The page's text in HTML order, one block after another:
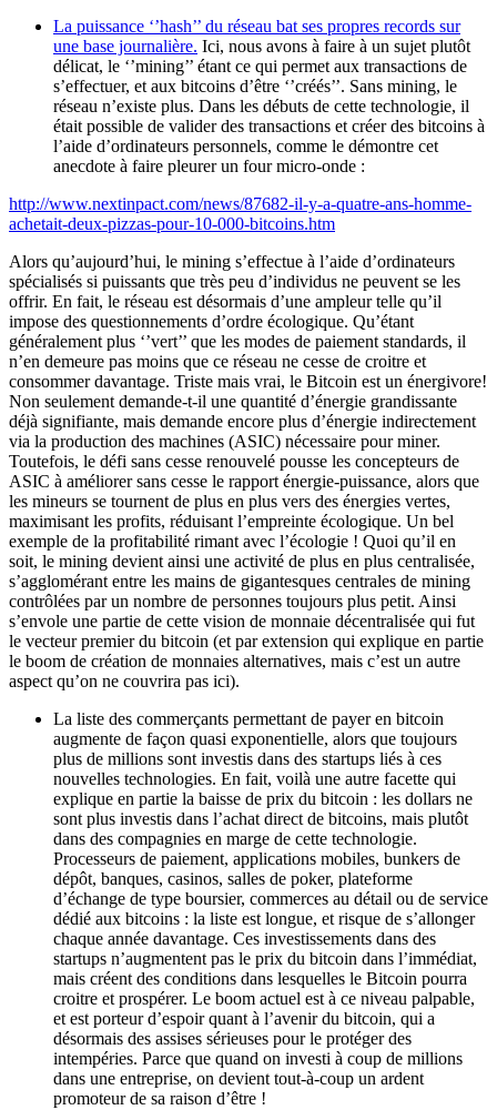
La puissance ‘’hash’’ du réseau bat ses propres records sur
une base journalière. Ici, nous avons à faire à un sujet plutôt
délicat, le ‘’mining’’ étant ce qui permet aux transactions de
s’effectuer, et aux bitcoins d’être ‘’créés’’. Sans mining, le
réseau n’existe plus. Dans les débuts de cette technologie, il
était possible de valider des transactions et créer des bitcoins à
l’aide d’ordinateurs personnels, comme le démontre cet
anecdote à faire pleurer un four micro-onde :
http://www.nextinpact.com/news/87682-il-y-a-quatre-ans-homme-
achetait-deux-pizzas-pour-10-000-bitcoins.htm
Alors qu’aujourd’hui, le mining s’effectue à l’aide d’ordinateurs
spécialisés si puissants que très peu d’individus ne peuvent se les
offrir. En fait, le réseau est désormais d’une ampleur telle qu’il
impose des questionnements d’ordre écologique. Qu’étant
généralement plus ‘’vert’’ que les modes de paiement standards, il
n’en demeure pas moins que ce réseau ne cesse de croitre et
consommer davantage. Triste mais vrai, le Bitcoin est un énergivore!
Non seulement demande-t-il une quantité d’énergie grandissante
déjà signifiante, mais demande encore plus d’énergie indirectement
via la production des machines (ASIC) nécessaire pour miner.
Toutefois, le défi sans cesse renouvelé pousse les concepteurs de
ASIC à améliorer sans cesse le rapport énergie-puissance, alors que
les mineurs se tournent de plus en plus vers des énergies vertes,
maximisant les profits, réduisant l’empreinte écologique. Un bel
exemple de la profitabilité rimant avec l’écologie ! Quoi qu’il en
soit, le mining devient ainsi une activité de plus en plus centralisée,
s’agglomérant entre les mains de gigantesques centrales de mining
contrôlées par un nombre de personnes toujours plus petit. Ainsi
s’envole une partie de cette vision de monnaie décentralisée qui fut
le vecteur premier du bitcoin (et par extension qui explique en partie
le boom de création de monnaies alternatives, mais c’est un autre
aspect qu’on ne couvrira pas ici).
La liste des commerçants permettant de payer en bitcoin
augmente de façon quasi exponentielle, alors que toujours
plus de millions sont investis dans des startups liés à ces
nouvelles technologies. En fait, voilà une autre facette qui
explique en partie la baisse de prix du bitcoin : les dollars ne
sont plus investis dans l’achat direct de bitcoins, mais plutôt
dans des compagnies en marge de cette technologie.
Processeurs de paiement, applications mobiles, bunkers de
dépôt, banques, casinos, salles de poker, plateforme
d’échange de type boursier, commerces au détail ou de service
dédié aux bitcoins : la liste est longue, et risque de s’allonger
chaque année davantage. Ces investissements dans des
startups n’augmentent pas le prix du bitcoin dans l’immédiat,
mais créent des conditions dans lesquelles le Bitcoin pourra
croitre et prospérer. Le boom actuel est à ce niveau palpable,
et est porteur d’espoir quant à l’avenir du bitcoin, qui a
désormais des assises sérieuses pour le protéger des
intempéries. Parce que quand on investi à coup de millions
dans une entreprise, on devient tout-à-coup un ardent
promoteur de sa raison d’être !